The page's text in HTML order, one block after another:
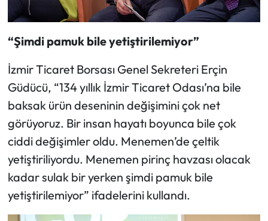
“Şimdi pamuk bile yetiştirilemiyor”
İzmir Ticaret Borsası Genel Sekreteri Erçin
Güdücü, “134 yıllık İzmir Ticaret Odası’na bile
baksak ürün deseninin değişimini çok net
görüyoruz. Bir insan hayatı boyunca bile çok
ciddi değişimler oldu. Menemen’de çeltik
yetiştiriliyordu. Menemen pirinç havzası olacak
kadar sulak bir yerken şimdi pamuk bile
yetiştirilemiyor” ifadelerini kullandı.